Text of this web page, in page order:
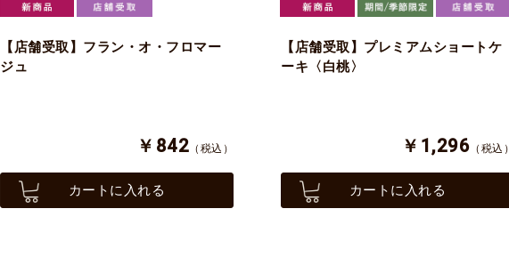
【店舗受取】フラン・オ・フロマー
ジュ
￥842 （税込）
カートに入れる
【店舗受取】プレミアムショートケ
ーキ〈白桃〉
￥1,296 （税込）
カートに入れる